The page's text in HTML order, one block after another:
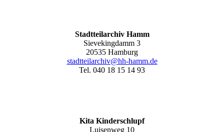
Stadtteilarchiv Hamm
Sievekingdamm 3
20535 Hamburg
stadtteilarchiv@hh-hamm.de
Tel. 040 18 15 14 93
Kita Kinderschlupf
Luisenweg 10